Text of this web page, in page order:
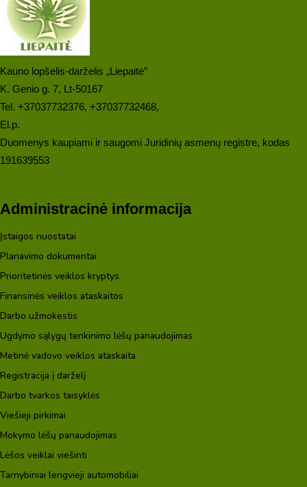
Kauno lopšelis-darželis „Liepaitė”
K. Genio g. 7, Lt-50167
Tel. +37037732376, +37037732468,
El.p.
Duomenys kaupiami ir saugomi Juridinių asmenų registre, kodas
191639553
Administracinė informacija
Įstaigos nuostatai
Planavimo dokumentai
Prioritetinės veiklos kryptys
Finansinės veiklos ataskaitos
Darbo užmokestis
Ugdymo sąlygų tenkinimo lėšų panaudojimas
Metinė vadovo veiklos ataskaita
Registracija į darželį
Darbo tvarkos taisyklės
Viešieji pirkimai
Mokymo lėšų panaudojimas
Lėšos veiklai viešinti
Tarnybiniai lengvieji automobiliai